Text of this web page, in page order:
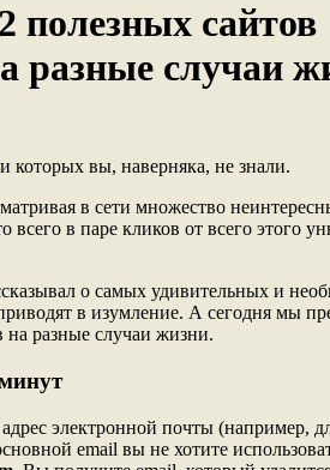
полезных сайтов
разные случаи
которых вы, наверняка, не знали.
в сети множество
всего в паре кликов от всего этого
о самых удивительных и
в изумление. А сегодня мы
на разные случаи жизни.
электронной почты (например,
email вы не хотите